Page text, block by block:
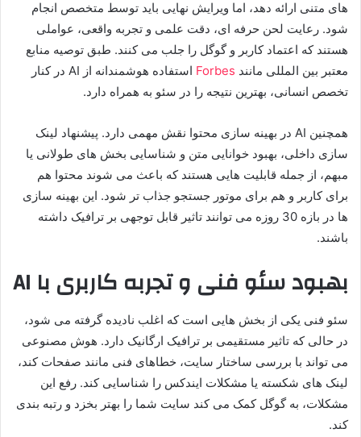
های متنی ارائه دهد، اما ویرایش نهایی باید توسط متخصص انجام
شود. رعایت لحن حرفه ای، دقت علمی و تجربه واقعی، عواملی
هستند که اعتماد کاربر و گوگل را جلب می کنند. طبق توصیه منابع
معتبر بین المللی مانند Forbes
استفاده هوشمندانه از AI در کنار
تخصص انسانی، بهترین نتیجه را در سئو به همراه دارد.
همچنین AI در بهینه سازی محتوا نقش مهمی دارد. پیشنهاد لینک
سازی داخلی، بهبود خوانایی متن و شناسایی بخش های طولانی یا
مبهم، از جمله قابلیت هایی هستند که باعث می شوند محتوا هم
برای کاربر و هم برای موتور جستجو جذاب تر شود. این بهینه سازی
ها در بازه 30 روزه می توانند تاثیر قابل توجهی بر ترافیک داشته
باشند.
بهبود سئو فنی و تجربه کاربری با AI
سئو فنی یکی از بخش هایی است که اغلب نادیده گرفته می شود،
در حالی که تاثیر مستقیمی بر ترافیک ارگانیک دارد. هوش مصنوعی
می تواند با بررسی ساختار سایت، خطاهای فنی مانند صفحات کند،
لینک های شکسته یا مشکلات ایندکس را شناسایی کند. رفع این
مشکلات، به گوگل کمک می کند سایت شما را بهتر بخزد و رتبه بندی
کند.